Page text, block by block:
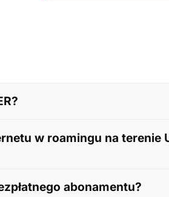
on 30 GB podstawowego
dnia następnego miesiąca po
w roamingu na terenie
danych miesięcznie. Po
abonamentu?